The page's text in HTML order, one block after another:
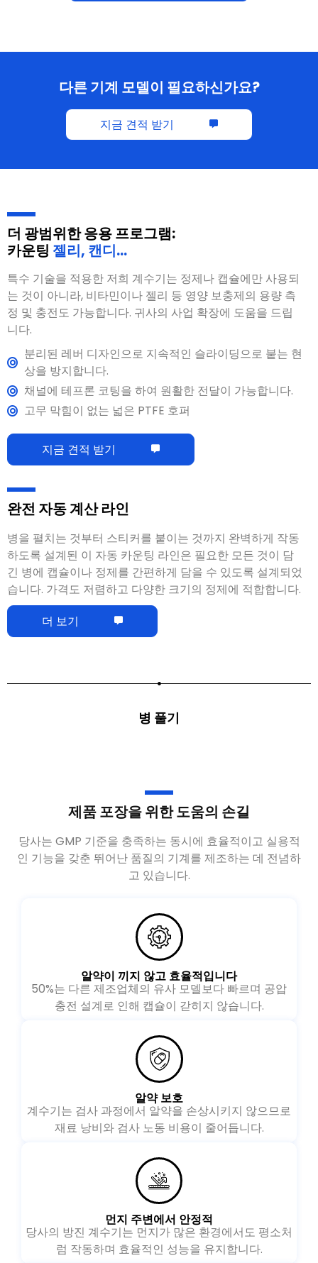
다른 기계 모델이 필요하신가요?
지금 견적 받기
더 광범위한 응용 프로그램:
카운팅 젤리, 캔디…
특수 기술을 적용한 저희 계수기는 정제나 캡슐에만 사용되
는 것이 아니라, 비타민이나 젤리 등 영양 보충제의 용량 측
정 및 충전도 가능합니다. 귀사의 사업 확장에 도움을 드립
니다.
분리된 레버 디자인으로 지속적인 슬라이딩으로 붙는 현
상을 방지합니다.
채널에 테프론 코팅을 하여 원활한 전달이 가능합니다.
고무 막힘이 없는 넓은 PTFE 호퍼
지금 견적 받기
완전 자동 계산 라인
병을 펼치는 것부터 스티커를 붙이는 것까지 완벽하게 작동
하도록 설계된 이 자동 카운팅 라인은 필요한 모든 것이 담
긴 병에 캡슐이나 정제를 간편하게 담을 수 있도록 설계되었
습니다. 가격도 저렴하고 다양한 크기의 정제에 적합합니다.
더 보기
병 풀기
제품 포장을 위한 도움의 손길
당사는 GMP 기준을 충족하는 동시에 효율적이고 실용적
인 기능을 갖춘 뛰어난 품질의 기계를 제조하는 데 전념하
고 있습니다.
알약이 끼지 않고 효율적입니다
50%는 다른 제조업체의 유사 모델보다 빠르며 공압
충전 설계로 인해 캡슐이 갇히지 않습니다.
알약 보호
계수기는 검사 과정에서 알약을 손상시키지 않으므로
재료 낭비와 검사 노동 비용이 줄어듭니다.
먼지 주변에서 안정적
당사의 방진 계수기는 먼지가 많은 환경에서도 평소처
럼 작동하며 효율적인 성능을 유지합니다.